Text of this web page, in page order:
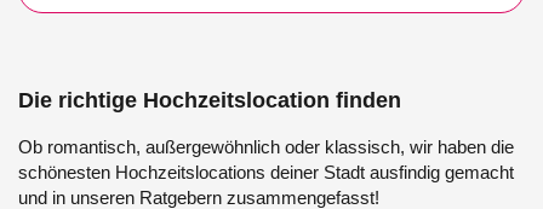
Die richtige Hochzeitslocation finden
Ob romantisch, außergewöhnlich oder klassisch, wir haben die
schönesten Hochzeitslocations deiner Stadt ausfindig gemacht
und in unseren Ratgebern zusammengefasst!